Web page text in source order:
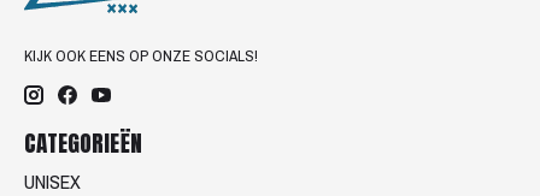
KIJK OOK EENS OP ONZE SOCIALS!
CATEGORIEËN
UNISEX